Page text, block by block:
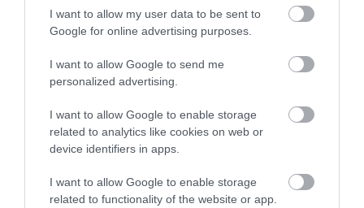
I want to allow my user data to be sent to
Google for online advertising purposes.
I want to allow Google to send me
personalized advertising.
I want to allow Google to enable storage
related to analytics like cookies on web or
device identifiers in apps.
I want to allow Google to enable storage
related to functionality of the website or app.